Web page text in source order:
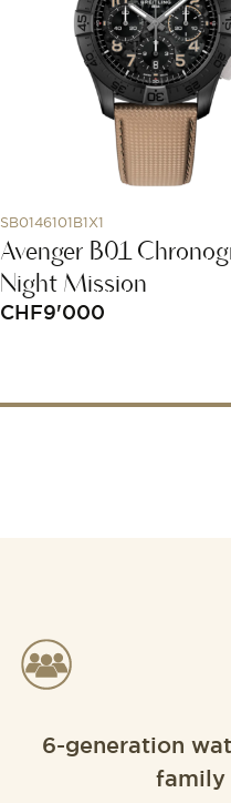
SB0146101B1X1
Avenger B01
Night Mission
CHF9'000
6-generation
family